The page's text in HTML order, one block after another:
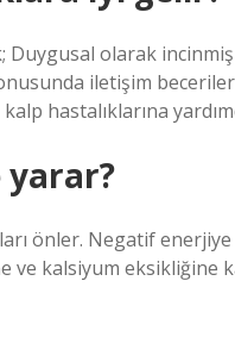
Duygusal olarak
iletişim
hastalıklarına
yarar?
önler. Negatif
ve kalsiyum eksikliğine